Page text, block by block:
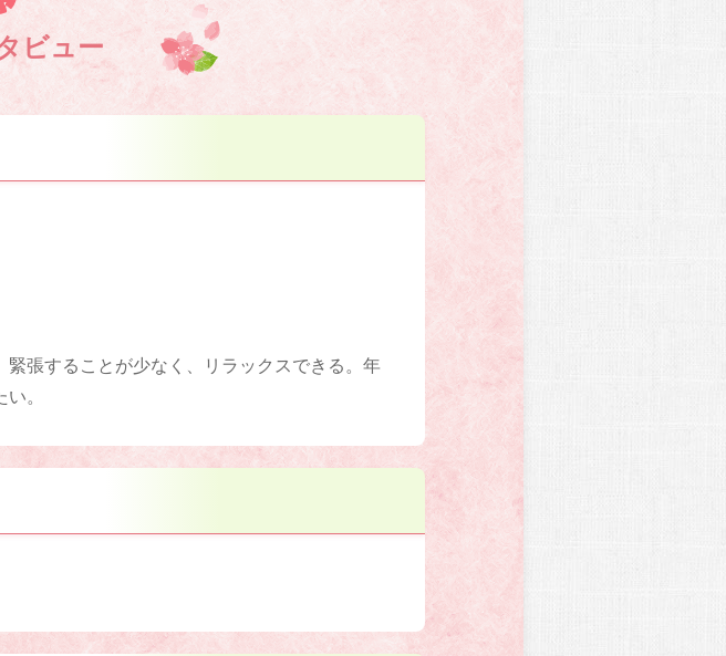
ビュー
張することが少なく、リラックスできる。年
。